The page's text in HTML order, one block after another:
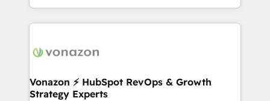
auprès de vos comptes existants. En France et à
l'international, nous travaillons avec des ETI
delà d’une simple transformation digitale et des
➤ L’intégration de CRM et de méthodologie RevOps
pour aligner les équipes marketing, commerciales et
Vonazon ⚡ HubSpot RevOps & Growth
Strategy Experts